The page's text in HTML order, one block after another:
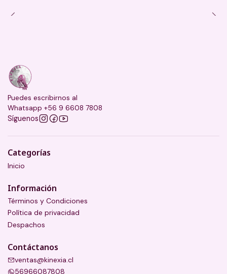
Puedes escribirnos al
Whatsapp +56 9 6608 7808
Síguenos
Categorías
Inicio
Información
Términos y Condiciones
Política de privacidad
Despachos
Contáctanos
ventas@kinexia.cl
56966087808